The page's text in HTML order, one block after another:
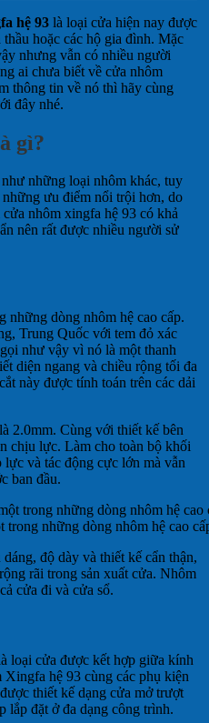
hệ 93 là loại cửa hiện nay được
hoặc các hộ gia đình. Mặc
nhưng vẫn có nhiều người
ai chưa biết về cửa nhôm
thông tin về nó thì hãy cùng
đây nhé.
gì?
những loại nhôm khác, tuy
ưu điểm nổi trội hơn, do
nhôm xingfa hệ 93 có khả
nên rất được nhiều người sử
những dòng nhôm hệ cao cấp.
Trung Quốc với tem đỏ xác
như vậy vì nó là một thanh
diện ngang và chiều rộng tối đa
này được tính toán trên các dải
2.0mm. Cùng với thiết kế bên
chịu lực. Làm cho toàn bộ khối
và tác động cực lớn mà vẫn
ban đầu.
những dòng nhôm hệ cao
độ dày và thiết kế cẩn thận,
rãi trong sản xuất cửa. Nhôm
cửa đi và cửa sổ.
loại cửa được kết hợp giữa kính
hệ 93 cùng các phụ kiện
thiết kế dạng cửa mở trượt
lắp đặt ở đa dạng công trình.